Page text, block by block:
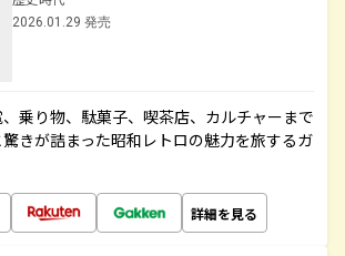
2026.01.29 発売
乗り物、駄菓子、喫茶店、カルチャーまで
きが詰まった昭和レトロの魅力を旅するガ
詳細を見る